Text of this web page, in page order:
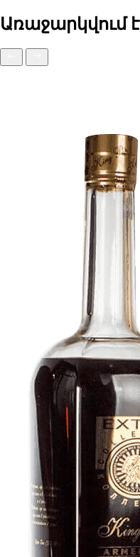
Առաջարկվում է